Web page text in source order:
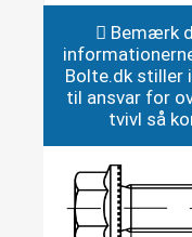
Bemærk
Bolte.dk stiller
til ansvar for
tvivl så